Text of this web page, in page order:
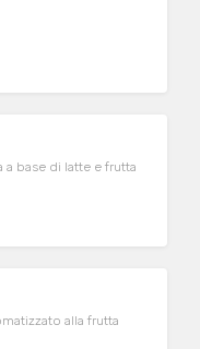
base di latte e frutta
alla frutta